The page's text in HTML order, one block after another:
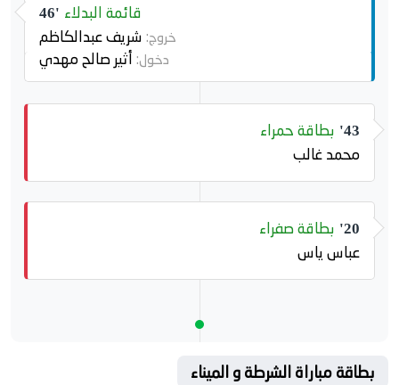
46' قائمة البدلاء
خروج: شريف عبدالكاظم
دخول: أثير صالح مهدي
43' بطاقة حمراء
محمد غالب
20' بطاقة صفراء
عباس ياس
بطاقة مباراة الشرطة و الميناء